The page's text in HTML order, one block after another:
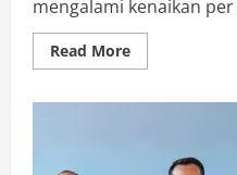
mengalami kenaikan
Read MoreRead
more